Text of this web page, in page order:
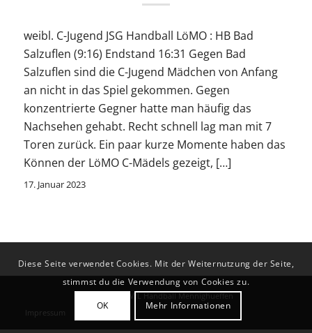
weibl. C-Jugend JSG Handball LöMO : HB Bad
Salzuflen (9:16) Endstand 16:31 Gegen Bad
Salzuflen sind die C-Jugend Mädchen von Anfang
an nicht in das Spiel gekommen. Gegen
konzentrierte Gegner hatte man häufig das
Nachsehen gehabt. Recht schnell lag man mit 7
Toren zurück. Ein paar kurze Momente haben das
Können der LöMO C-Mädels gezeigt, […]
17. Januar 2023
© Copyright - VfL Handball Mennighueffen
Impressum
Diese Seite verwendet Cookies. Mit der Weiternutzung der Seite,
stimmst du die Verwendung von Cookies zu.
OK Mehr Informationen